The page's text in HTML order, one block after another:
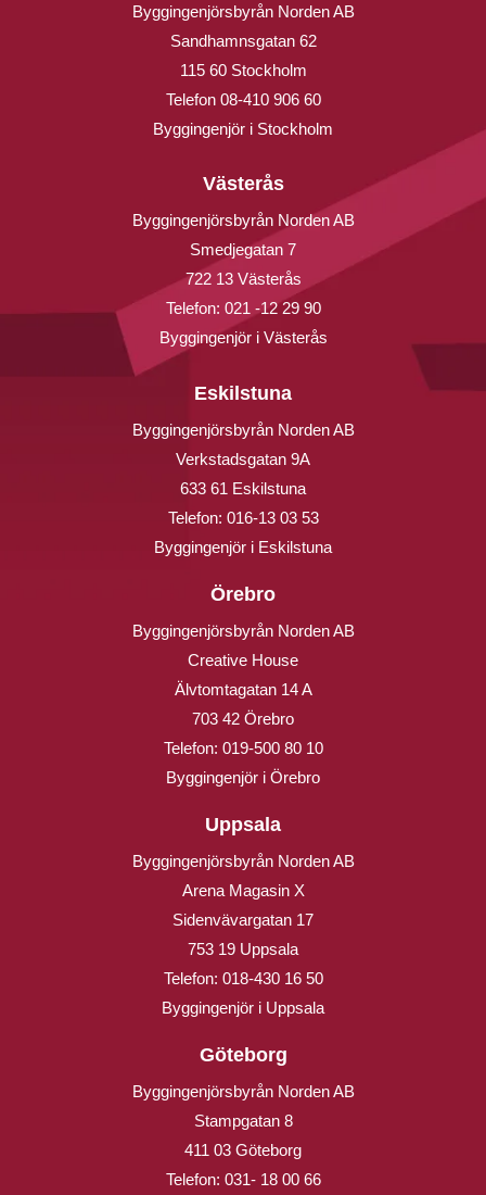
Byggingenjörsbyrån Norden AB
Sandhamnsgatan 62
115 60 Stockholm
Telefon 08-410 906 60
Byggingenjör i Stockholm
Västerås
Byggingenjörsbyrån Norden AB
Smedjegatan 7
722 13 Västerås
Telefon: 021 -12 29 90
Byggingenjör i Västerås
Eskilstuna
Byggingenjörsbyrån Norden AB
Verkstadsgatan 9A
633 61 Eskilstuna
Telefon: 016-13 03 53
Byggingenjör i Eskilstuna
Örebro
Byggingenjörsbyrån Norden AB
Creative House
Älvtomtagatan 14 A
703 42 Örebro
Telefon: 019-500 80 10
Byggingenjör i Örebro
Uppsala
Byggingenjörsbyrån Norden AB
Arena Magasin X
Sidenvävargatan 17
753 19 Uppsala
Telefon: 018-430 16 50
Byggingenjör i Uppsala
Göteborg
Byggingenjörsbyrån Norden AB
Stampgatan 8
411 03 Göteborg
Telefon: 031- 18 00 66